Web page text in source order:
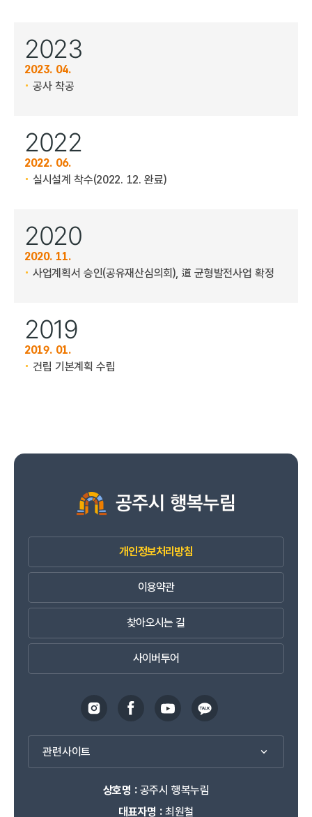
2023
2023. 04.
공사 착공
2022
2022. 06.
실시설계 착수(2022. 12. 완료)
2020
2020. 11.
사업계획서 승인(공유재산심의회), 道 균형발전사업 확정
2019
2019. 01.
건립 기본계획 수립
개인정보처리방침
이용약관
찾아오시는 길
사이버투어
관련사이트
상호명 :공주시 행복누림
대표자명 :최원철